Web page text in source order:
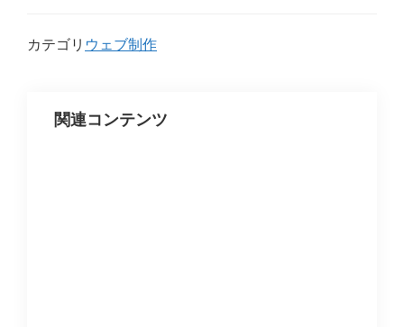
カテゴリ ウェブ制作
関連コンテンツ